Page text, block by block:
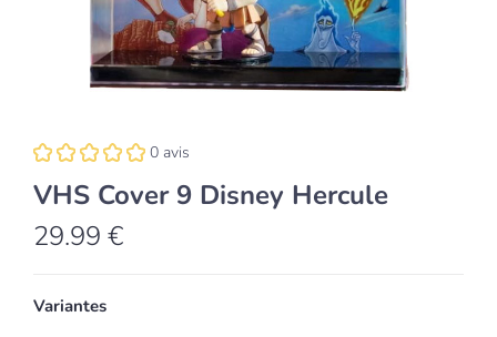
0 avis
VHS Cover 9 Disney Hercule
29.99 €
Variantes